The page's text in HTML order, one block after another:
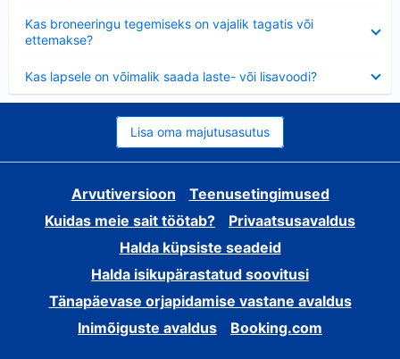
Kas broneeringu tegemiseks on vajalik tagatis või
ettemakse?
Kas lapsele on võimalik saada laste- või lisavoodi?
Lisa oma majutusasutus
Arvutiversioon
Teenusetingimused
Kuidas meie sait töötab?
Privaatsusavaldus
Halda küpsiste seadeid
Halda isikupärastatud soovitusi
Tänapäevase orjapidamise vastane avaldus
Inimõiguste avaldus
Booking.com